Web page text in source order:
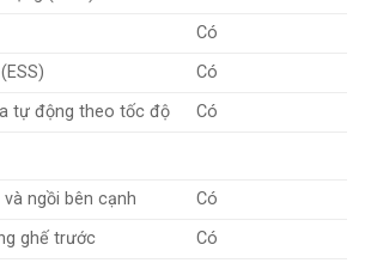
Có
Có
tự động theo tốc độ
Có
ngồi bên cạnh
Có
ghế trước
Có